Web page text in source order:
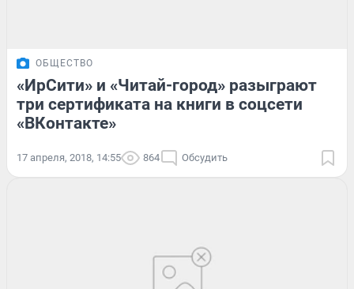
ОБЩЕСТВО
«ИрСити» и «Читай-город» разыграют
три сертификата на книги в соцсети
«ВКонтакте»
17 апреля, 2018, 14:55 864 Обсудить